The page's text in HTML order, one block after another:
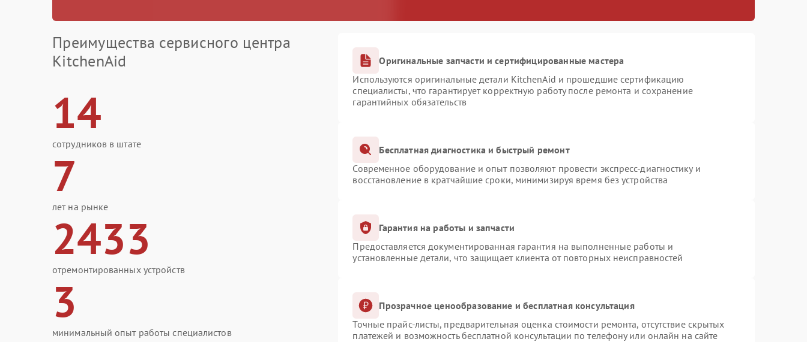
Преимущества сервисного центра
KitchenAid
14
сотрудников в штате
7
лет на рынке
2433
отремонтированных устройств
3
минимальный опыт работы специалистов
Оригинальные запчасти и сертифицированные мастера
Используются оригинальные детали KitchenAid и прошедшие сертификацию
специалисты, что гарантирует корректную работу после ремонта и сохранение
гарантийных обязательств
Бесплатная диагностика и быстрый ремонт
Современное оборудование и опыт позволяют провести экспресс-диагностику и
восстановление в кратчайшие сроки, минимизируя время без устройства
Гарантия на работы и запчасти
Предоставляется документированная гарантия на выполненные работы и
установленные детали, что защищает клиента от повторных неисправностей
Прозрачное ценообразование и бесплатная консультация
Точные прайс-листы, предварительная оценка стоимости ремонта, отсутствие скрытых
платежей и возможность бесплатной консультации по телефону или онлайн на сайте